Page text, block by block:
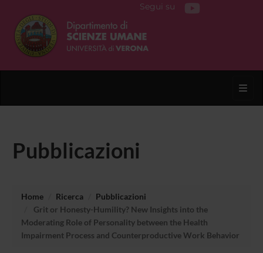
Segui su
Pubblicazioni
Home Ricerca
Pubblicazioni
Grit or Honesty-Humility? New Insights into the
Moderating Role of Personality between the Health
Impairment Process and Counterproductive Work Behavior